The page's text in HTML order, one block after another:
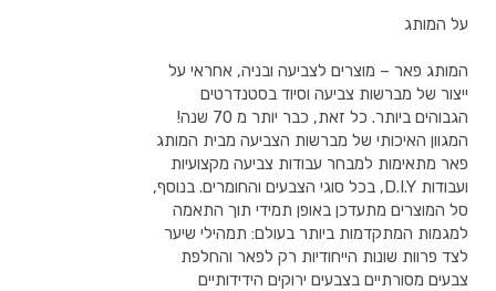
על המותג
המותג פאר – מוצרים לצביעה ובניה, אחראי על
ייצור של מברשות צביעה וסיוד בסטנדרטים
הגבוהים ביותר. כל זאת, כבר יותר מ 70 שנה!
המגוון האיכותי של מברשות הצביעה מבית המותג
פאר מתאימות למבחר עבודות צביעה מקצועיות
ועבודות D.I.Y, בכל סוגי הצבעים והחומרים. בנוסף,
סל המוצרים מתעדכן באופן תמידי תוך התאמה
למגמות המתקדמות ביותר בעולם: תמהילי שיער
לצד פרוות שונות הייחודיות רק לפאר והחלפת
צבעים מסורתיים בצבעים ירוקים הידידותיים